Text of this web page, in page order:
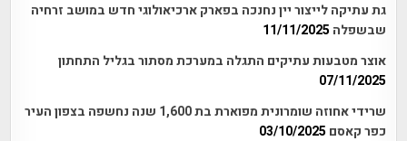
גת עתיקה לייצור יין נחנכה בפארק ארכיאולוגי חדש במושב זרחיה
שבשפלה 11/11/2025
אוצר מטבעות עתיקים התגלה במערכת מסתור בגליל התחתון
07/11/2025
שרידי אחוזה שומרונית מפוארת בת 1,600 שנה נחשפה בצפון העיר
כפר קאסם 03/10/2025